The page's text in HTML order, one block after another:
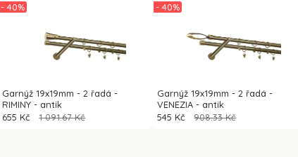
Garnýž 19x19mm - 2 řadá -
RIMINY - antik
- 40%
655 Kč 1 091.67 Kč
Garnýž 19x19mm - 2 řadá -
VENEZIA - antik
- 40%
545 Kč 908.33 Kč